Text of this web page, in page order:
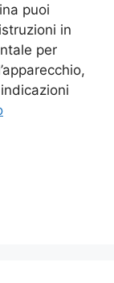
puoi
in
per